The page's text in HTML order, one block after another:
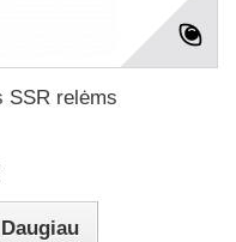
SSR relėms
Daugiau